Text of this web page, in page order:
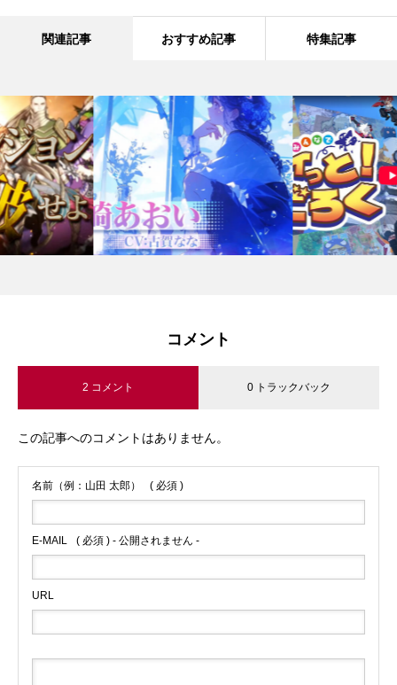
関連記事 おすすめ記事 特集記事
コメント
2 コメント 0 トラックバック
この記事へのコメントはありません。
名前（例：山田 太郎） ( 必須 )
E-MAIL ( 必須 ) - 公開されません -
URL